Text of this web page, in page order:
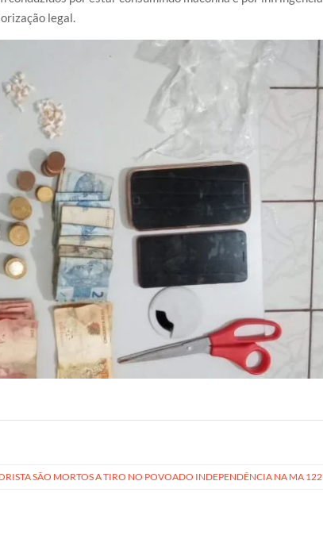
legal.
SÃO MORTOS A TIRO NO POVOADO INDEPENDÊNCIA NA MA 122